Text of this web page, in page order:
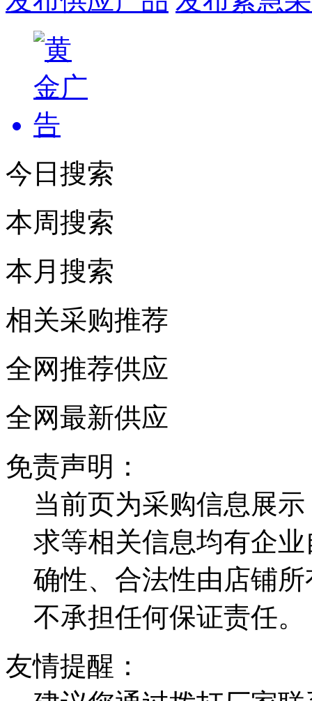
今日搜索
本周搜索
本月搜索
相关采购推荐
全网推荐供应
全网最新供应
免责声明：
当前页为采购信息展
求等相关信息均有企
确性、合法性由店铺
不承担任何保证责任。
友情提醒：